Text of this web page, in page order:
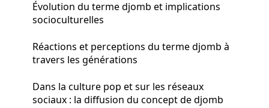
Évolution du terme djomb et implications
socioculturelles
Réactions et perceptions du terme djomb à
travers les générations
Dans la culture pop et sur les réseaux
sociaux : la diffusion du concept de djomb